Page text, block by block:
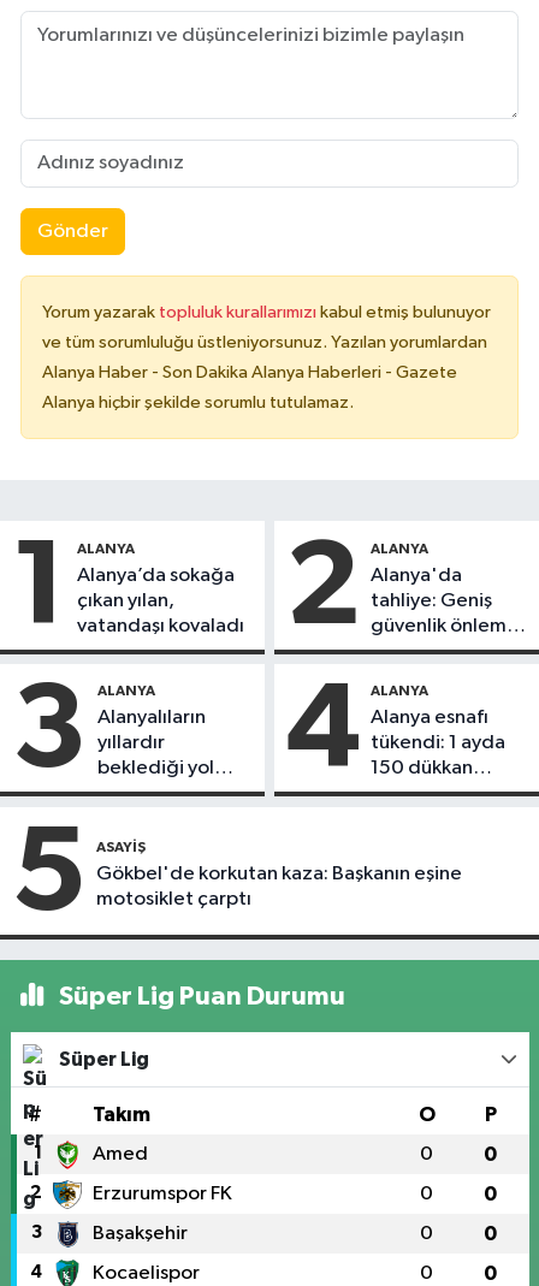
Gönder
Yorum yazarak topluluk kurallarımızı kabul etmiş bulunuyor
ve tüm sorumluluğu üstleniyorsunuz. Yazılan yorumlardan
Alanya Haber - Son Dakika Alanya Haberleri - Gazete
Alanya hiçbir şekilde sorumlu tutulamaz.
1 ALANYA
Alanya’da sokağa
çıkan yılan,
vatandaşı kovaladı
2 ALANYA
Alanya'da
tahliye: Geniş
güvenlik önlemi
alındı
3 ALANYA
Alanyalıların
yıllardır
beklediği yol
askıdan döndü
4 ALANYA
Alanya esnafı
tükendi: 1 ayda
150 dükkan
kapandı
5 ASAYIŞ
Gökbel'de korkutan kaza: Başkanın eşine
motosiklet çarptı
Süper Lig Puan Durumu
Süper Lig
# Takım O P
1 Amed 0 0
2 Erzurumspor FK 0 0
3 Başakşehir 0 0
4 Kocaelispor 0 0